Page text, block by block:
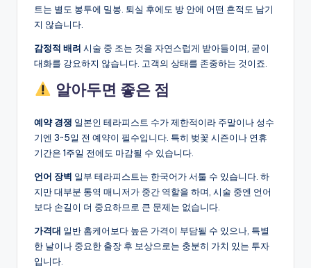
트는 별도 봉투에 밀봉. 퇴실 후에도 방 안에 어떤 흔적도 남기
지 않습니다.
감정적 배려 시술 중 조는 것을 자연스럽게 받아들이며, 굳이
대화를 강요하지 않습니다. 고객의 상태를 존중하는 것이죠.
알아두면 좋은 점
예약 경쟁 일본인 테라피스트 수가 제한적이라 주말이나 성수
기엔 3~5일 전 예약이 필수입니다. 특히 벚꽃 시즌이나 연휴
기간은 1주일 전에도 마감될 수 있습니다.
언어 장벽 일부 테라피스트는 한국어가 서툴 수 있습니다. 하
지만 대부분 통역 매니저가 중간 역할을 하며, 시술 중엔 언어
보다 손길이 더 중요하므로 큰 문제는 없습니다.
가격대 일반 홈케어보다 높은 가격이 부담될 수 있으나, 특별
한 날이나 중요한 출장 후 보상으로는 충분히 가치 있는 투자
입니다.